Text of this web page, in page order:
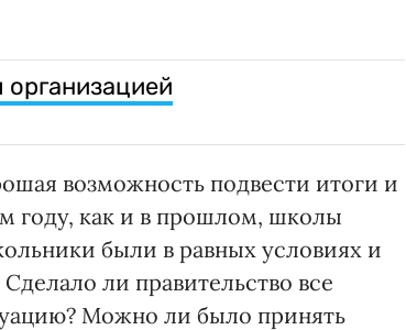
возможность подвести итоги и
году, как и в прошлом, школы
были в равных условиях и
ли правительство все
Можно ли было принять